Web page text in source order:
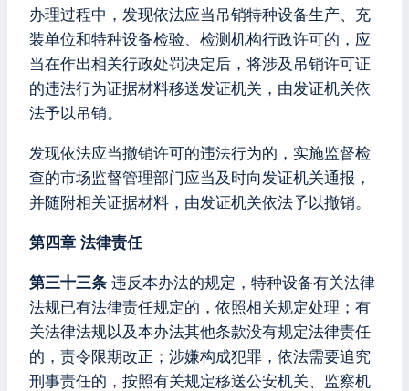
办理过程中，发现依法应当吊销特种设备生产、充
装单位和特种设备检验、检测机构行政许可的，应
当在作出相关行政处罚决定后，将涉及吊销许可证
的违法行为证据材料移送发证机关，由发证机关依
法予以吊销。
发现依法应当撤销许可的违法行为的，实施监督检
查的市场监督管理部门应当及时向发证机关通报，
并随附相关证据材料，由发证机关依法予以撤销。
第四章 法律责任
第三十三条 违反本办法的规定，特种设备有关法律
法规已有法律责任规定的，依照相关规定处理；有
关法律法规以及本办法其他条款没有规定法律责任
的，责令限期改正；涉嫌构成犯罪，依法需要追究
刑事责任的，按照有关规定移送公安机关、监察机